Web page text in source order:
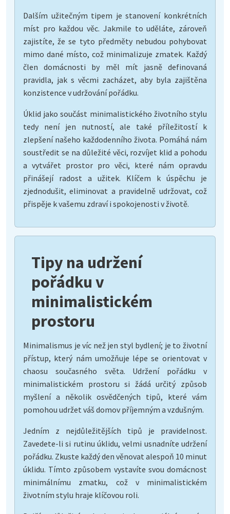
Dalším užitečným tipem je stanovení konkrétních
míst pro každou věc. Jakmile to uděláte, zároveň
zajistíte, že se tyto předměty nebudou pohybovat
mimo dané místo, což minimalizuje zmatek. Každý
člen domácnosti by měl mít jasně definovaná
pravidla, jak s věcmi zacházet, aby byla zajištěna
konzistence v udržování pořádku.
Úklid jako součást minimalistického životního stylu
tedy není jen nutností, ale také příležitostí k
zlepšení našeho každodenního života. Pomáhá nám
soustředit se na důležité věci, rozvíjet klid a pohodu
a vytvářet prostor pro věci, které nám opravdu
přinášejí radost a užitek. Klíčem k úspěchu je
zjednodušit, eliminovat a pravidelně udržovat, což
přispěje k vašemu zdraví i spokojenosti v životě.
Tipy na udržení
pořádku v
minimalistickém
prostoru
Minimalismus je víc než jen styl bydlení; je to životní
přístup, který nám umožňuje lépe se orientovat v
chaosu současného světa. Udržení pořádku v
minimalistickém prostoru si žádá určitý způsob
myšlení a několik osvědčených tipů, které vám
pomohou udržet váš domov příjemným a vzdušným.
Jedním z nejdůležitějších tipů je pravidelnost.
Zavedete-li si rutinu úklidu, velmi usnadníte udržení
pořádku. Zkuste každý den věnovat alespoň 10 minut
úklidu. Tímto způsobem vystavíte svou domácnost
minimálnímu zmatku, což v minimalistickém
životním stylu hraje klíčovou roli.